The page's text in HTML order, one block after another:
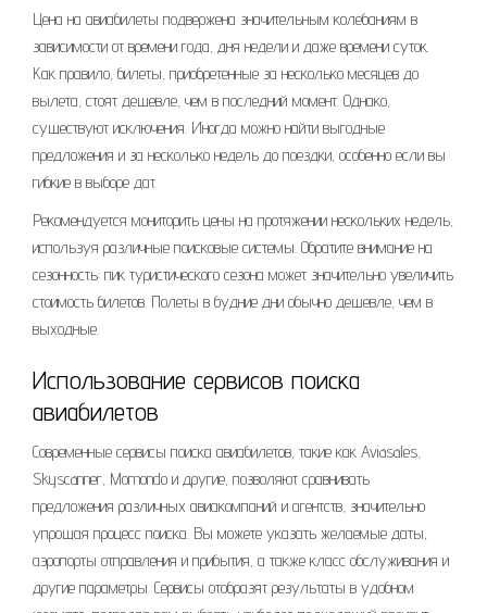
Цена на авиабилеты подвержена значительным колебаниям в
зависимости от времени года, дня недели и даже времени суток.
Как правило, билеты, приобретенные за несколько месяцев до
вылета, стоят дешевле, чем в последний момент. Однако,
существуют исключения. Иногда можно найти выгодные
предложения и за несколько недель до поездки, особенно если вы
гибкие в выборе дат.
Рекомендуется мониторить цены на протяжении нескольких недель,
используя различные поисковые системы. Обратите внимание на
сезонность: пик туристического сезона может значительно увеличить
стоимость билетов. Полеты в будние дни обычно дешевле, чем в
выходные.
Использование сервисов поиска
авиабилетов
Современные сервисы поиска авиабилетов, такие как Aviasales,
Skyscanner, Momondo и другие, позволяют сравнивать
предложения различных авиакомпаний и агентств, значительно
упрощая процесс поиска. Вы можете указать желаемые даты,
аэропорты отправления и прибытия, а также класс обслуживания и
другие параметры. Сервисы отобразят результаты в удобном